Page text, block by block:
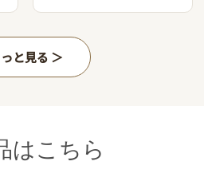
と見る
はこちら